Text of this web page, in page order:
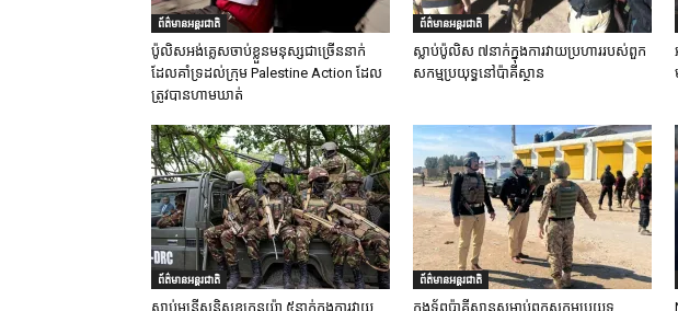
ព័ត៌មានអន្តរជាតិ
ប៉ូលិសអង់គ្លេសចាប់ខ្លួនមនុស្សជាច្រើននាក់
ដែលគាំទ្រដល់ក្រុម Palestine Action ដែល
ត្រូវបានហាមឃាត់
ព័ត៌មានអន្តរជាតិ
ស្លាប់ប៉ូលិស ៧នាក់ក្នុងការវាយប្រហាររបស់ពួក
សកម្មប្រយុទ្ធនៅប៉ាគីស្ថាន
ព័ត៌មានអន្តរជាតិ
ស្លាប់មន្ត្រីសន្តិសុខកេនយ៉ា ៥នាក់ក្នុងការវាយ
ព័ត៌មានអន្តរជាតិ
កងទ័ពប៉ាគីស្ថានសម្លាប់ពួកសកម្មប្រយុទ្ធ